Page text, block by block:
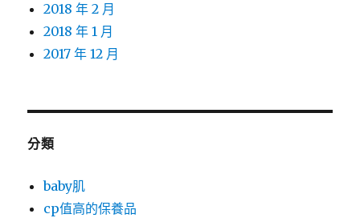
2018 年 2 月
2018 年 1 月
2017 年 12 月
分類
baby肌
cp值高的保養品